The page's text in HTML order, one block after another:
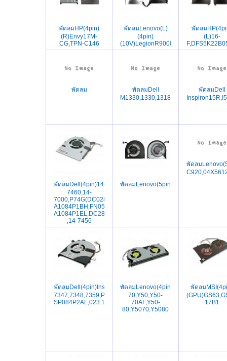
พัดลมHP(4pin)
(R)Envy17M-
CG,TPN-C146
พัดลมLenovo(L)
(4pin)
พัดลม
(L)16-
พัดลม
พัดลมDell
M1330,1330,1318,PP25L,M1310
พัดลมDell
พัดลมDell(4pin)14-
7460,14-
7000,P74G(DC028000ICD0,DC028000ICR0,FN0370-
A1084P1BH,FN0570-
A1084P1EL,DC28000DTF0)7472
,14-7456
พัดลม
พัดลม
พัดลมDell(4pin)Inspiron13-
7347,7348,7359,P57G(FN0565-
SP084P2AL,023.1001P.0001,0DW2RJ,DW2RJ)
พัดลมLenovo(4pin)Y50-
70,Y50,Y50-
70AF,Y50-
80,Y5070,Y5080
พัดลม
17B1